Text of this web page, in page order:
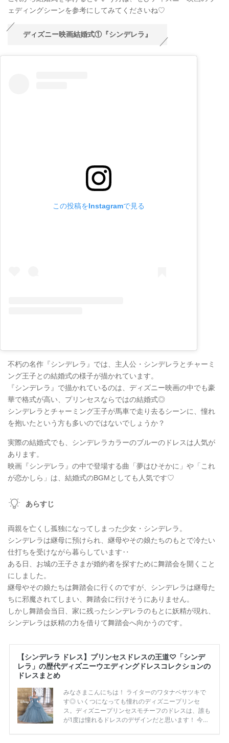
ェディングシーンを参考にしてみてくださいね♡
ディズニー映画結婚式①『シンデレラ』
この投稿をInstagramで見る
不朽の名作『シンデレラ』では、主人公・シンデレラとチャーミ
ング王子との結婚式の様子が描かれています。
『シンデレラ』で描かれているのは、ディズニー映画の中でも豪
華で格式が高い、プリンセスならではの結婚式◎
シンデレラとチャーミング王子が馬車で走り去るシーンに、憧れ
を抱いたという方も多いのではないでしょうか？
実際の結婚式でも、シンデレラカラーのブルーのドレスは人気が
あります。
映画『シンデレラ』の中で登場する曲「夢はひそかに」や「これ
が恋かしら」は、結婚式のBGMとしても人気です♡
あらすじ
両親を亡くし孤独になってしまった少女・シンデレラ。
シンデレラは継母に預けられ、継母やその娘たちのもとで冷たい
仕打ちを受けながら暮らしています‥
ある日、お城の王子さまが婚約者を探すために舞踏会を開くこと
にしました。
継母やその娘たちは舞踏会に行くのですが、シンデレラは継母た
ちに邪魔されてしまい、舞踏会に行けそうにありません。
しかし舞踏会当日、家に残ったシンデレラのもとに妖精が現れ、
シンデレラは妖精の力を借りて舞踏会へ向かうのです。